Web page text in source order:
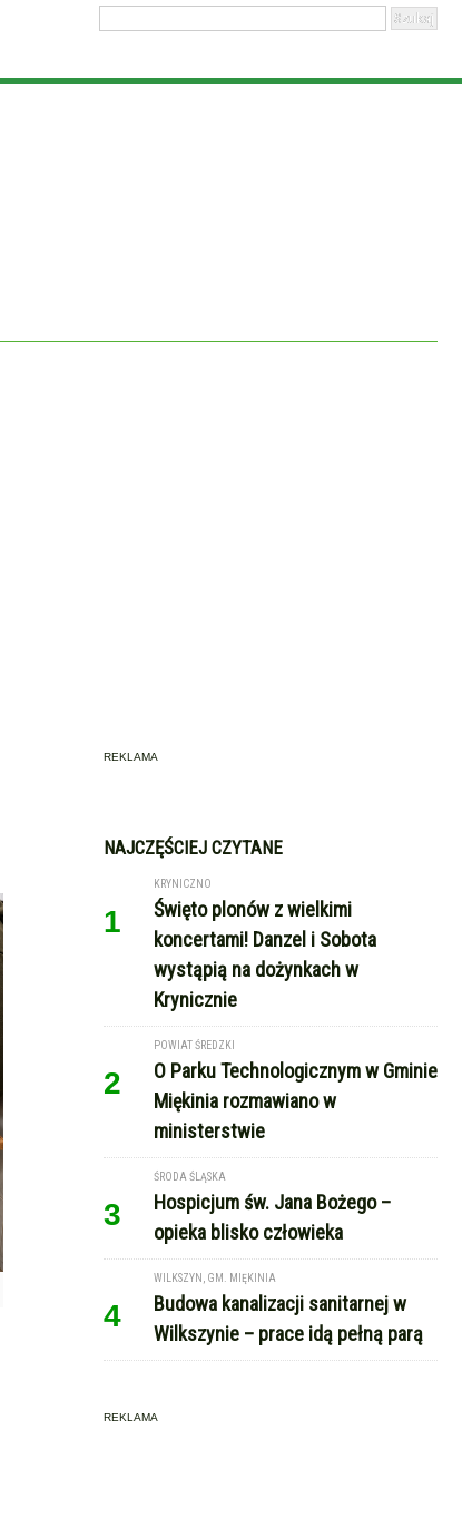
REKLAMA
NAJCZĘŚCIEJ CZYTANE
1
KRYNICZNO
Święto plonów z wielkimi
koncertami! Danzel i Sobota
wystąpią na dożynkach w
Krynicznie
2
POWIAT ŚREDZKI
O Parku Technologicznym w Gminie
Miękinia rozmawiano w
ministerstwie
3
ŚRODA ŚLĄSKA
Hospicjum św. Jana Bożego –
opieka blisko człowieka
4
WILKSZYN, GM. MIĘKINIA
Budowa kanalizacji sanitarnej w
Wilkszynie – prace idą pełną parą
REKLAMA